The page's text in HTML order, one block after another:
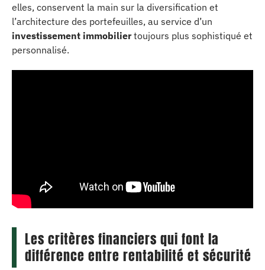
elles, conservent la main sur la diversification et
l’architecture des portefeuilles, au service d’un
investissement immobiliertoujours plus sophistiqué et
personnalisé.
Les critères financiers qui font la
différence entre rentabilité et sécurité